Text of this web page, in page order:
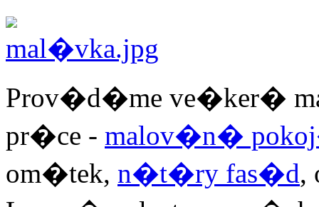
Prov�d�me ve�ker�
pr�ce - malov�n�
om�tek, n�t�ry fas�d,